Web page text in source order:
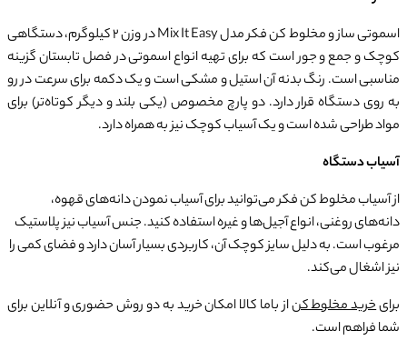
اسموتی ساز و مخلوط کن فکر مدل Mix It Easy در وزن 2 کیلوگرم، دستگاهی
کوچک و جمع و جور است که برای تهیه انواع اسموتی در فصل تابستان گزینه
مناسبی است. رنگ بدنه آن استیل و مشکی است و یک دکمه برای سرعت در رو
به روی دستگاه قرار دارد. دو پارچ مخصوص (یکی بلند و دیگر کوتاه‌تر) برای
مواد طراحی شده است و یک آسیاب کوچک نیز به همراه دارد.
آسیاب دستگاه
از آسیاب مخلوط کن فکر می‌توانید برای آسیاب نمودن دانه‌های قهوه،
دانه‌های روغنی، انواع آجیل‌ها و غیره استفاده کنید. جنس آسیاب نیز پلاستیک
مرغوب است. به دلیل سایز کوچک آن، کاربردی بسیار آسان دارد و فضای کمی را
نیز اشغال می‌کند.
برایخرید مخلوط کناز باما کالا امکان خرید به دو روش حضوری و آنلاین برای
شما فراهم است.